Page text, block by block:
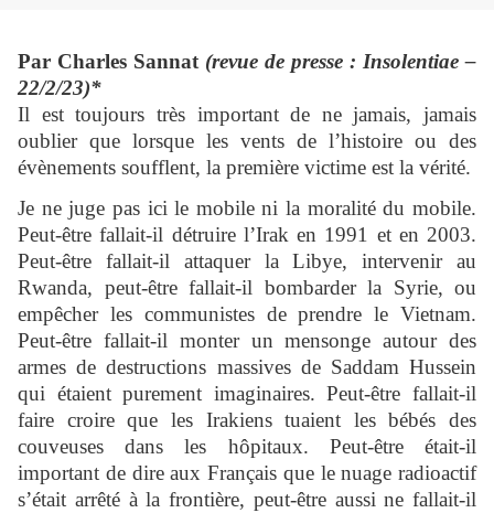
Par Charles Sannat (revue de presse : Insolentiae –
22/2/23)*
Il est toujours très important de ne jamais, jamais
oublier que lorsque les vents de l’histoire ou des
évènements soufflent, la première victime est la vérité.
Je ne juge pas ici le mobile ni la moralité du mobile.
Peut-être fallait-il détruire l’Irak en 1991 et en 2003.
Peut-être fallait-il attaquer la Libye, intervenir au
Rwanda, peut-être fallait-il bombarder la Syrie, ou
empêcher les communistes de prendre le Vietnam.
Peut-être fallait-il monter un mensonge autour des
armes de destructions massives de Saddam Hussein
qui étaient purement imaginaires. Peut-être fallait-il
faire croire que les Irakiens tuaient les bébés des
couveuses dans les hôpitaux. Peut-être était-il
important de dire aux Français que le nuage radioactif
s’était arrêté à la frontière, peut-être aussi ne fallait-il